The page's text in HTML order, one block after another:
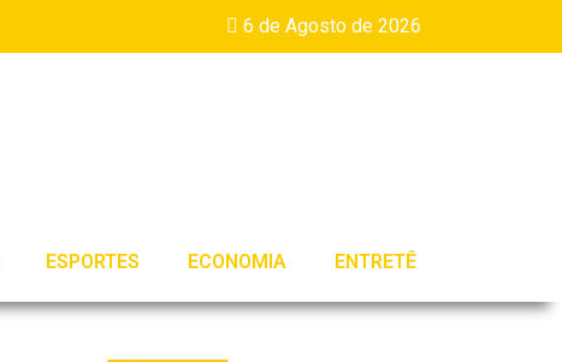
6 de Agosto de 2026
ESPORTES ECONOMIA ENTRETÊ